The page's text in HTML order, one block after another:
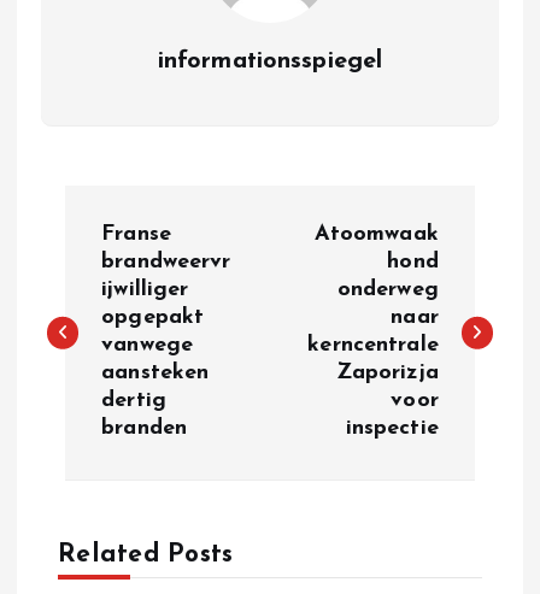
informationsspiegel
s
v
Franse
brandweervr
ijwilliger
opgepakt
vanwege
aansteken
dertig
branden
Atoomwaak
hond
onderweg
naar
kerncentrale
Zaporizja
voor
inspectie
Related Posts